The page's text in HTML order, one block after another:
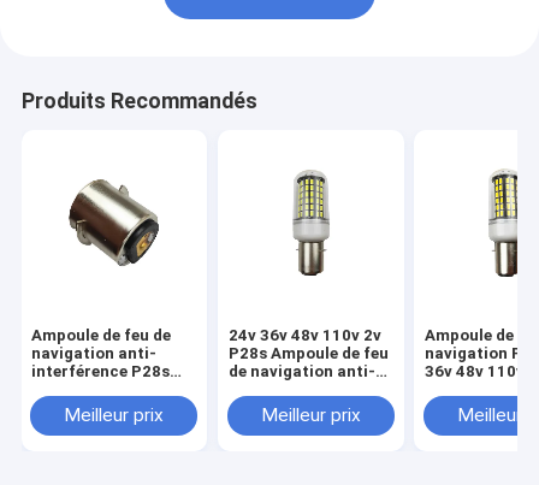
Produits Recommandés
Ampoule de feu de
navigation anti-
interférence P28s
Meilleur prix
24v 36v 48v 110v 2v
P28s Ampoule de feu
de navigation anti-
Meilleur prix
Ampoule de
navigation
36v 48v 110v
Meilleur